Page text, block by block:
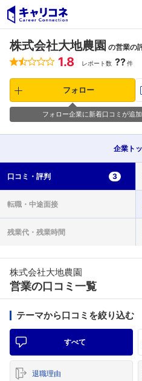
株式会社大地農園 の営業の
1.8 レポート数 ??件
フォロー
フォロー企業に新着口コミが追
企業 ト
口コミ・ 評判 3
転職・ 中途面接
残業代・ 残業時間
株式会社大地農園
営業の口コミ一覧
テーマから口コミを絞り込む
すべて
退職理由